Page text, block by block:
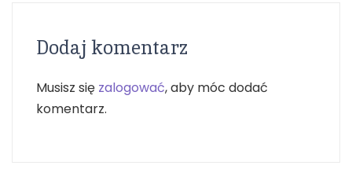
Dodaj komentarz
Musisz się zalogować, aby móc dodać
komentarz.